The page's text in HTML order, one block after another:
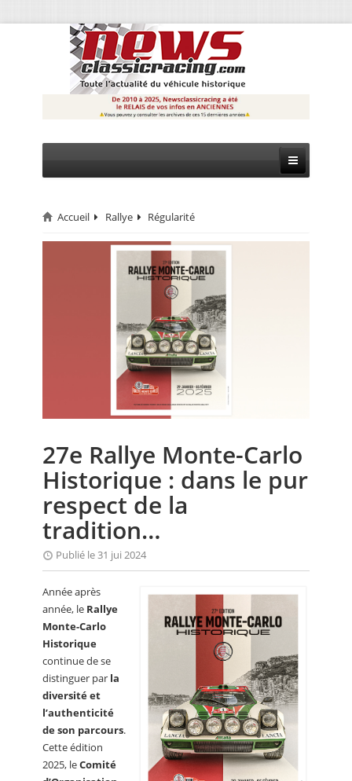
CIRCUIT
ANNUAIRES
PETITES ANNONCES
Accueil Rallye Régularité
27e Rallye Monte-Carlo
Historique : dans le pur
respect de la
tradition…
Publié le 31 jui 2024
Année après
année, le Rallye
Monte-Carlo
Historique
continue de se
distinguer par la
diversité et
l’authenticité
de son parcours.
Cette édition
2025, leComité